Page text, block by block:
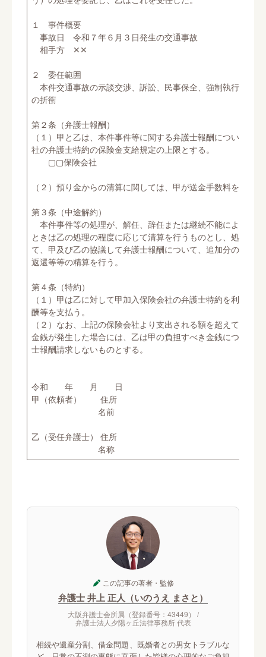
１ 事件概要
事故日 令和７年６月３日発生の交通事故
相手方 ✕✕
２ 委任範囲
本件交通事故の示談交渉、訴訟、民事保全、強制執行その
の折衝
第２条（弁護士報酬）
（１）甲と乙は、本件事件等に関する弁護士報酬については
社の弁護士特約の保険金支給規定の上限とする。
▢▢保険会社
（２）預り金からの清算に関しては、甲が送金手数料を負担
第３条（中途解約）
本件事件等の処理が、解任、辞任または継続不能により途
ときは乙の処理の程度に応じて清算を行うものとし、処理の
て、甲及び乙の協議して弁護士報酬について、追加分の請求
返還等等の精算を行う。
第４条（特約）
（１）甲は乙に対して甲加入保険会社の弁護士特約を利用し
酬等を支払う。
（２）なお、上記の保険会社より支出される額を超えて、甲
金銭が発生した場合には、乙は甲の負担すべき金銭について
士報酬請求しないものとする。
令和 年 月 日
甲（依頼者） 住所
名前
乙（受任弁護士） 住所
名称
この記事の著者・監修
弁護士 井上 正人（いのうえ まさと）
大阪弁護士会所属（登録番号：43449） /
弁護士法人夕陽ヶ丘法律事務所 代表
相続や遺産分割、借金問題、既婚者との男女トラブルな